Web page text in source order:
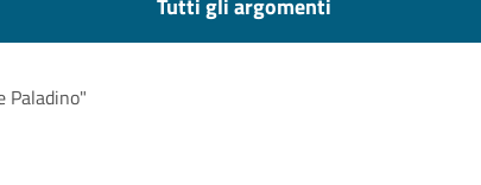
Tutti gli argomenti
Paladino"